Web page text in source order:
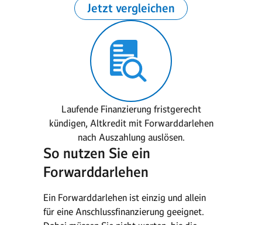
Jetzt vergleichen
Laufende Finanzierung fristgerecht
kündigen, Altkredit mit Forwarddarlehen
nach Auszahlung auslösen.
So nutzen Sie ein
Forwarddarlehen
Ein Forwarddarlehen ist einzig und allein
für eine Anschlussfinanzierung geeignet.